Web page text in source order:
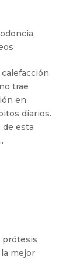
,
trae
en
diarios.
esta
prótesis
mejor